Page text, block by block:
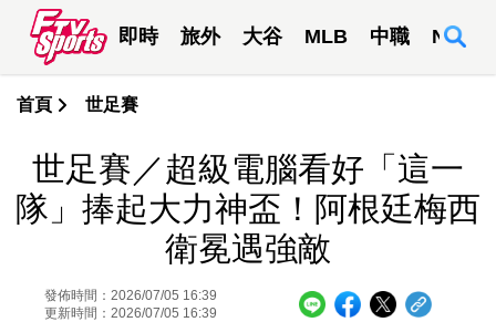
即時 旅外 大谷 MLB 中職 NBA
首頁 世足賽
世足賽／超級電腦看好「這一
隊」捧起大力神盃！阿根廷梅西
衛冕遇強敵
發佈時間：2026/07/05 16:39
更新時間：2026/07/05 16:39